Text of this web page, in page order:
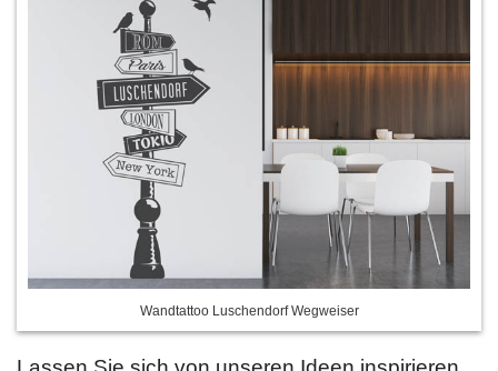
Wandtattoo Luschendorf Wegweiser